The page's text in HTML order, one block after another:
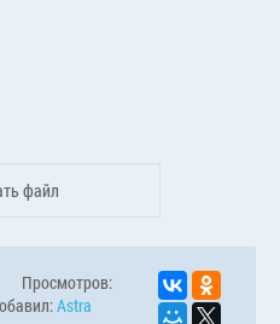
файл
Просмотров:
Astra